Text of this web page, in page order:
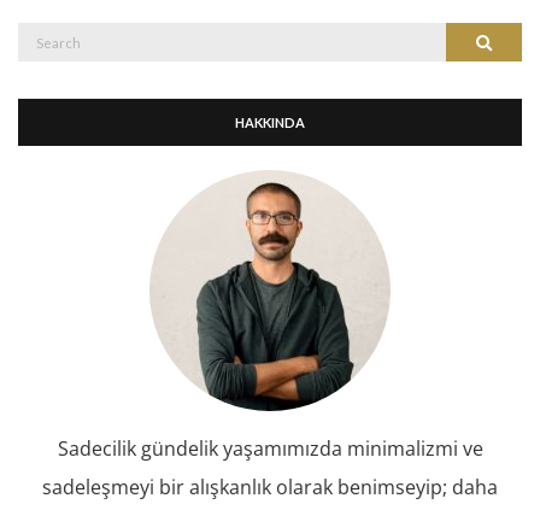
Search
HAKKINDA
Sadecilik gündelik yaşamımızda minimalizmi ve
sadeleşmeyi bir alışkanlık olarak benimseyip; daha